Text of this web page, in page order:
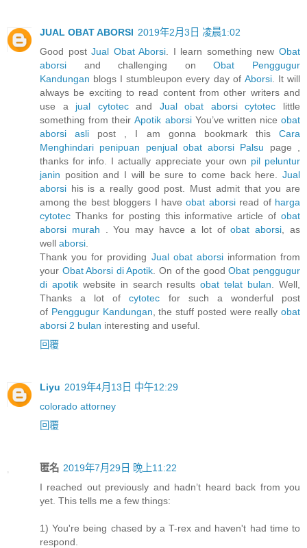
JUAL OBAT ABORSI 2019年2月3日 凌晨1:02
Good postJual Obat Aborsi . I learn something newObat
aborsi and challenging onObat Penggugur
Kandungan blogs I stumbleupon every day of Aborsi. It will
always be exciting to read content from other writers and
use a jual cytotecand Jual obat aborsi cytotec little
something from theirApotik aborsiYou’ve written nice obat
aborsi asli post , I am gonna bookmark thisCara
Menghindari penipuan penjual obat aborsi Palsu page ,
thanks for info. I actually appreciate your own pil peluntur
janin position and I will be sure to come back here. Jual
aborsi his is a really good post. Must admit that you are
among the best bloggers I haveobat aborsiread of harga
cytotec Thanks for posting this informative article of obat
aborsi murah . You may havce a lot ofobat aborsi , as
well aborsi
Thank you for providing Jual obat aborsiinformation from
your Obat Aborsi di Apotik . On of the goodObat penggugur
di apotikwebsite in search resultsobat telat bulan . Well,
Thanks a lot ofcytotec for such a wonderful post
of Penggugur Kandungan , the stuff posted were really obat
aborsi 2 bulan interesting and useful.
回覆
Liyu 2019年4月13日 中午12:29
colorado attorney
回覆
匿名 2019年7月29日 晚上11:22
I reached out previously and hadn’t heard back from you
yet. This tells me a few things:
1) You're being chased by a T-rex and haven't had time to
respond.